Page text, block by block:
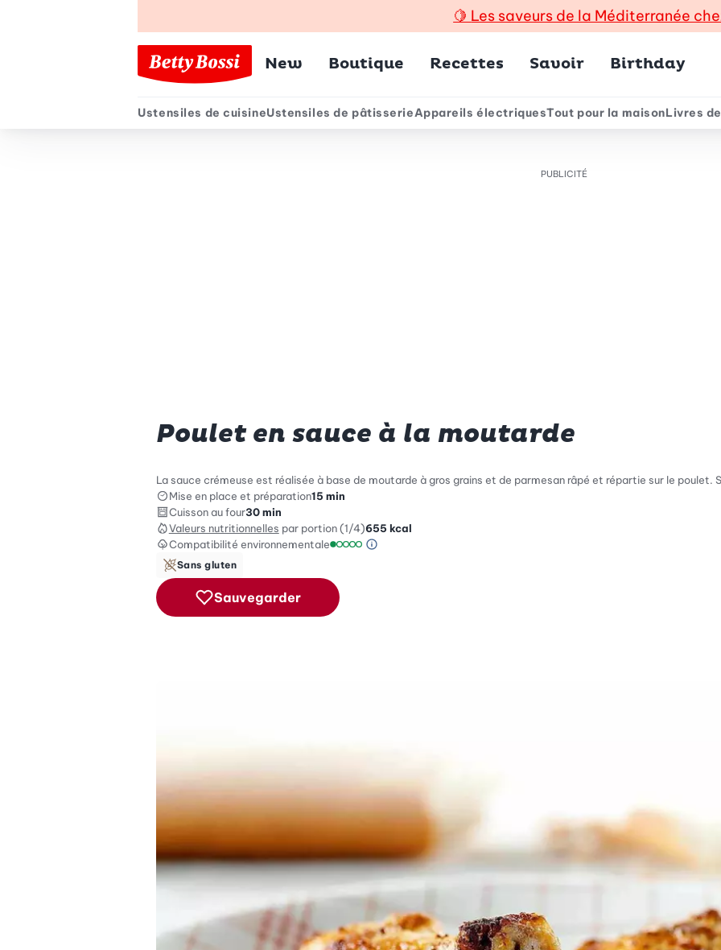
🍋 Les saveurs de la Méditerranée
Menu principal
New Boutique Recettes Savoir Birthday
Menu secondaire
Ustensiles de cuisineUstensiles de pâtisserieAppareils électriquesTout pour la maisonLivres
PUBLICITÉ
Poulet en sauce à la moutarde
La sauce crémeuse est réalisée à base de moutarde à gros grains et de parmesan râpé et répartie sur le poulet.
Mise en place et préparation15 min
Cuisson au four30 min
Valeurs nutritionnelles par portion (1/4)655 kcal
Compatibilité environnementale
Information sur l’échelle Green Betty
Sans gluten
Sauvegarder